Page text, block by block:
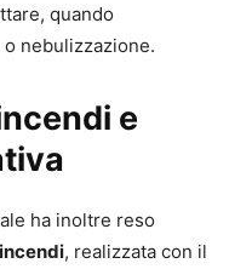
quando
nebulizzazione.
e
ha inoltre reso
, realizzata con il